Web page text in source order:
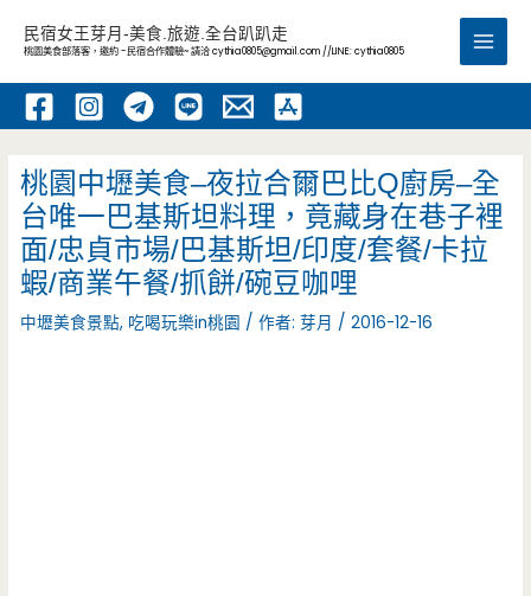
內
民宿女王芽月-美食.旅遊.全台趴趴走
桃園美食部落客，邀約 -民宿合作體驗~ 請洽cythia0805@gmail.com //LINE: cythia0805
Main
桃園中壢美食–夜拉合爾巴比Q廚房–全
台唯一巴基斯坦料理，竟藏身在巷子裡
面/忠貞市場/巴基斯坦/印度/套餐/卡拉
蝦/商業午餐/抓餅/碗豆咖哩
中壢美食景點, 吃喝玩樂in桃園 / 作者:芽月 /2016-12-16